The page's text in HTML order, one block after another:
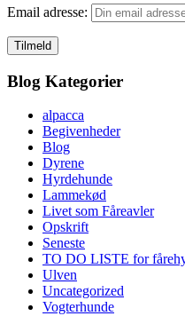
Email adresse:
Blog Kategorier
alpacca
Begivenheder
Blog
Dyrene
Hyrdehunde
Lammekød
Livet som Fåreavler
Opskrift
Seneste
TO DO LISTE for
Ulven
Uncategorized
Vogterhunde